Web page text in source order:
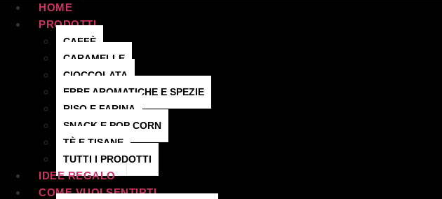
HOME
PRODOTTI
CAFFÈ
CARAMELLE
CIOCCOLATA
ERBE AROMATICHE E SPEZIE
RISO E FARINA
SNACK E POP CORN
TÈ E TISANE
TUTTI I PRODOTTI
IDEE REGALO
COME VUOI SENTIRTI